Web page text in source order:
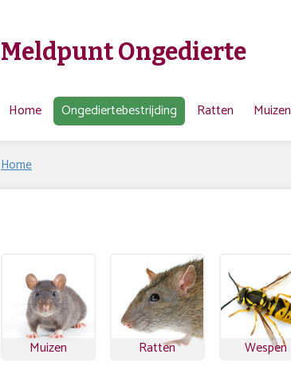
Meldpunt Ongedierte
Home Ongediertebestrijding Ratten Muizen
Home
Muizen Ratten Wespen